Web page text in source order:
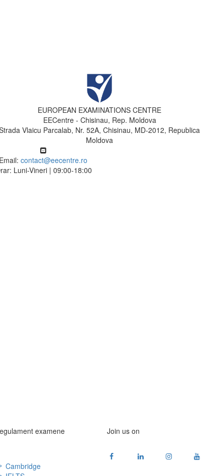
EUROPEAN EXAMINATIONS CENTRE
EECentre - Chisinau, Rep. Moldova
Vlaicu Parcalab, Nr. 52A, Chisinau, MD-2012, Republica
Moldova
Email: contact@eecentre.ro
Luni-Vineri | 09:00-18:00
examene
Cambridge
Join us on